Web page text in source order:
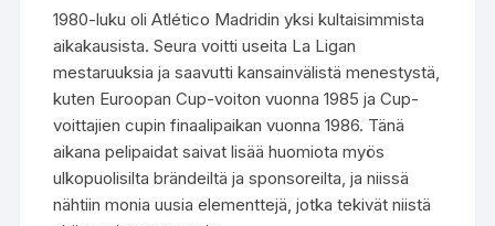
1980-luku oli Atlético Madridin yksi kultaisimmista
aikakausista. Seura voitti useita La Ligan
mestaruuksia ja saavutti kansainvälistä menestystä,
kuten Euroopan Cup-voiton vuonna 1985 ja Cup-
voittajien cupin finaalipaikan vuonna 1986. Tänä
aikana pelipaidat saivat lisää huomiota myös
ulkopuolisilta brändeiltä ja sponsoreilta, ja niissä
nähtiin monia uusia elementtejä, jotka tekivät niistä